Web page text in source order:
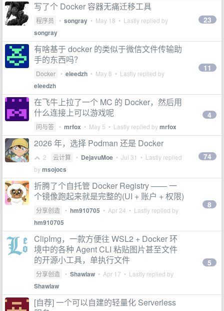
写了个 Docker 容器无痛迁移工具
程序员 • songray • May 18 • Lastly replied by
songray
23
有啥基于 docker 的类似于微信文件传输助
手的东西吗？
Docker • eleedzh • May 8 • Lastly replied by
eleedzh
11
在飞牛上拉了一个 MC 的 Docker，然后用
什么连接上可以游戏呢
问与答 • mrfox • May 5 • Lastly replied bymrfox
4
2026 年，选择 Podman 还是 Docker
2 云计算 • DejavuMoe • Jul 31 • Lastly replied
bymsojocs
74
折腾了个自托管 Docker Registry —— 一
个镜像跑起来就是完整的(UI + 账户 + 权限)
分享创造 • hm910705 • Apr 24 • Lastly replied by
hm910705
8
ClipImg，一款方便往 WSL2 + Docker 环
境中的各种 Agent CLI 粘贴图片甚至文件
的开源小工具，单执行文件
分享创造 • Shawlaw • Apr 17 • Lastly replied by
Shawlaw
5
[自荐] 一个可以自建的轻量化 Serverless